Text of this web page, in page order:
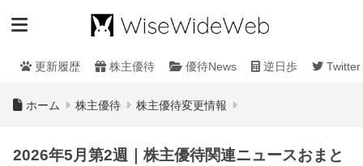
更新履歴 株主優待 優待News 逆日歩 Twitter
ホーム 株主優待 株主優待変更情報
2026年5月第2週｜株主優待関連ニュースおまと